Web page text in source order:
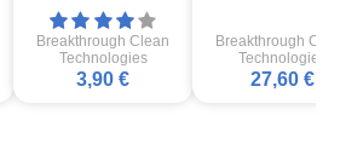
Breakthrough Clean
Technologies
3,90 €
Breakthrough
Technologies
27,60 €